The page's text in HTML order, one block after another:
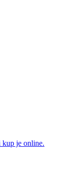
kup je online.